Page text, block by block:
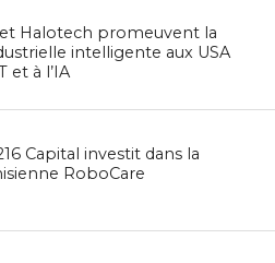
Halotech promeuvent la
intelligente aux USA
et à l’IA
Capital investit dans la
RoboCare